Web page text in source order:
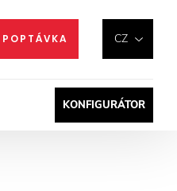
CZ
POPTÁVKA
Hledat
KONFIGURÁTOR